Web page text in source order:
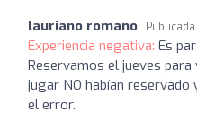
lauriano romano
Experiencia negativa: Es
Reservamos el jueves
jugar NO habían
el error.